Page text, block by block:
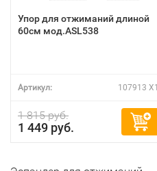
Упор для отжиманий длиной
60см мод.ASL538
Артикул: 107913 X1
1 815 руб.
1 449 руб.